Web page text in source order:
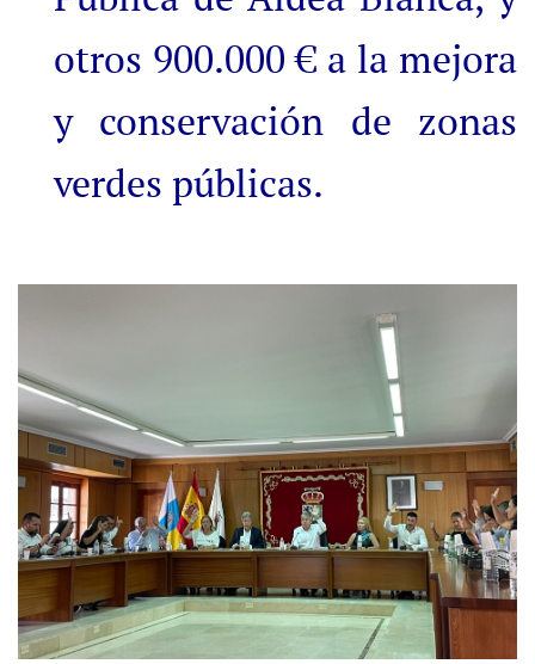
otros 900.000 € a la mejora
y conservación de zonas
verdes públicas.